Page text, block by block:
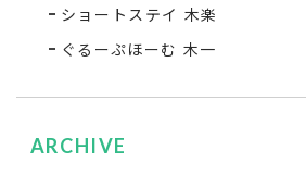
ショートステイ 木楽
ぐるーぷほーむ 木一
ARCHIVE